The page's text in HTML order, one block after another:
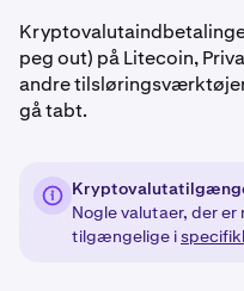
peg out) på Litecoin,
andre
gå tabt.
Nogle valutaer, der
tilgængelige i